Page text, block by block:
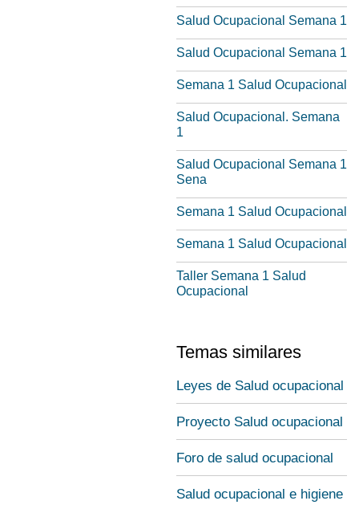
Salud Ocupacional Semana 1
Salud Ocupacional Semana 1
Semana 1 Salud Ocupacional
Salud Ocupacional. Semana
1
Salud Ocupacional Semana 1
Sena
Semana 1 Salud Ocupacional
Semana 1 Salud Ocupacional
Taller Semana 1 Salud
Ocupacional
Temas similares
Leyes de Salud ocupacional
Proyecto Salud ocupacional
Foro de salud ocupacional
Salud ocupacional e higiene